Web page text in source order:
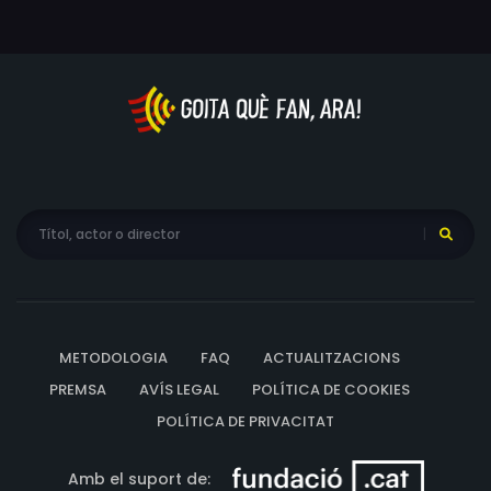
METODOLOGIA FAQ
ACTUALITZACIONS
PREMSA
AVÍS LEGAL
POLÍTICA DE COOKIES
POLÍTICA DE PRIVACITAT
Amb el suport de: